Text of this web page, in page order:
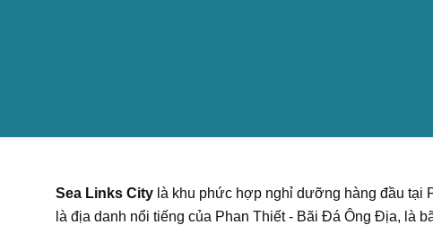
Sea Links City là khu phức hợp nghỉ dưỡng hàng đầu tại
là địa danh nổi tiếng của Phan Thiết - Bãi Đá Ông Địa, là